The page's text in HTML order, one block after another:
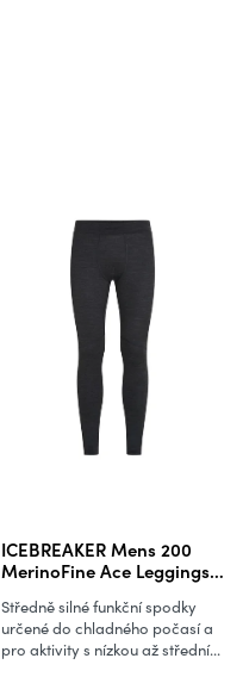
ICEBREAKER Mens 200
MerinoFine Ace Leggings,
Středně silné funkční spodky
určené do chladného počasí a
pro aktivity s nízkou až střední...